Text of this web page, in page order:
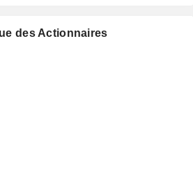
des Actionnaires